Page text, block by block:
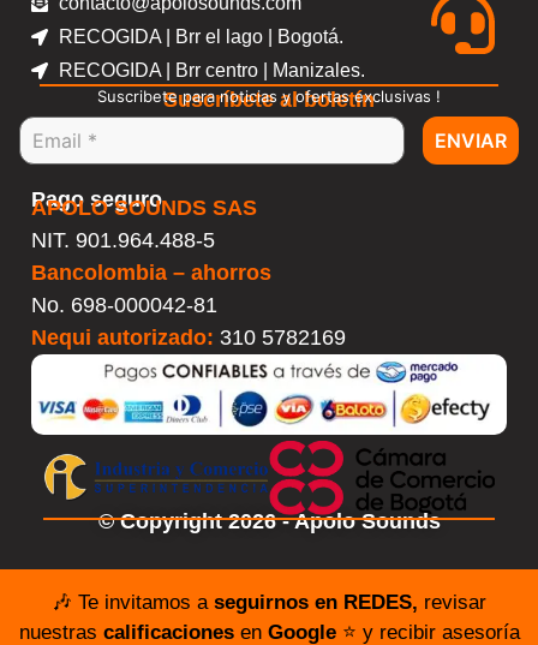
RECOGIDA | Brr el lago | Bogotá.
RECOGIDA | Brr centro | Manizales.
Suscríbete al boletín
Suscribete para noticias y ofertas exclusivas !
ENVIAR
Pago seguro
APOLO SOUNDS SAS
NIT. 901.964.488-5
Bancolombia – ahorros
No. 698-000042-81
Nequi autorizado: 310 5782169
© Copyright 2026 - Apolo Sounds
🎶 Te invitamos a seguirnos en REDES, revisar
nuestras calificacionesen Google⭐️ y recibir asesoría